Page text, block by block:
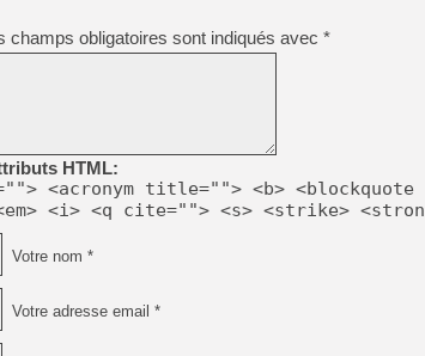
[GK] Mémoire cash -
[GK] Dan Houser (GTA)
[GK] Comment EA Sports
[GK] Crimson Moon : un
[GK] Isle of Reveries : le
[GK] Moonlighter 2 : The
[GK] Capcom relance
[Mo5] Deux inédits du
champs obligatoires sont indiqués avec *
HTML:
<acronym title=""> <b> <blockquote
<i> <q cite=""> <s> <strike>
Votre nom *
Votre adresse email *